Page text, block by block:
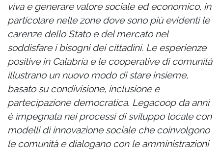
viva e generare valore sociale ed economico, in
particolare nelle zone dove sono più evidenti le
carenze dello Stato e del mercato nel
soddisfare i bisogni dei cittadini. Le esperienze
positive in Calabria e le cooperative di comunità
illustrano un nuovo modo di stare insieme,
basato su condivisione, inclusione e
partecipazione democratica. Legacoop da anni
è impegnata nei processi di sviluppo locale con
modelli di innovazione sociale che coinvolgono
le comunità e dialogano con le amministrazioni